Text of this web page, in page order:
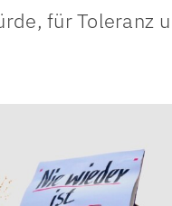
für Toleranz